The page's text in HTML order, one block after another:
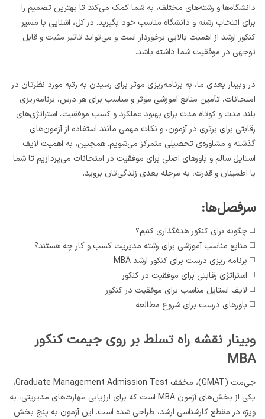
دانشگاه‌ها و رشته‌های مختلف، به شما کمک می‌کند تا بهترین تصمیم را
برای انتخاب رشته و دانشگاه مناسب خود بگیرید. در کل، اشنایی با مسیر
کنکور ارشد از اهمیت بالایی برخوردار است و می‌تواند تاثیر مثبت و قابل
توجهی در موفقیت شما داشته باشد.
در وبینار بعدی ما، به برنامه‌ریزی موثر برای رسیدن به رتبه مورد نظرتان در
امتحانات، تأمین منابع آموزشی موثر و مناسب برای هر درس، برنامه‌ریزی
بلند مدت و کوتاه مدت برای بهبود عملکرد و کسب موفقیت، استراتژی‌های
رقابتی برای برتری در آزمون، و نکات مهمی مانند استفاده از آزمون‌های
گذشته و مشاوره‌ی تحصیلی متمرکز می‌شویم. همچنین، به اهمیت لایف
استایل سالم و باورهای اصلی برای موفقیت در امتحانات می‌پردازیم تا شما
با اطمینان و قدرت، به مرحله بعدی زندگی‌تان بروید.
سرفصل‌ها:
◻️ چگونه برای کنکور هدفگذاری کنیم؟
◻️ منابع مناسب آموزشی برای رشته مدیریت کسب و کار چه هستند؟
◻️ برنامه ریزی درست برای کنکور ارشد MBA
◻️ استراتژی رقابتی برای موفقیت در کنکور
◻️ لایف استایل مناسب برای موفقیت در کنکور
◻️ باورهای درست برای شروع مطالعه
وبینار نقشه راه تسلط بر روی جیمت کنکور
MBA
جی‌مت (GMAT)، مخفف Graduate Management Admission Test،
یکی از بخش‌های آزمون MBA است که برای ارزیابی مهارت‌های مدیریتی، به
ویژه در مقطع کارشناسی ارشد، طراحی شده است. این آزمون به پنج بخش